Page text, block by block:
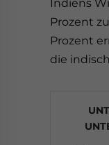
Indiens
Prozent
Prozent
die